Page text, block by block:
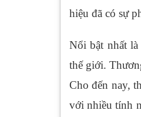
hiệu đã có sự
Nổi bật nhất
thế giới.
Cho đến nay,
với nhiều tính